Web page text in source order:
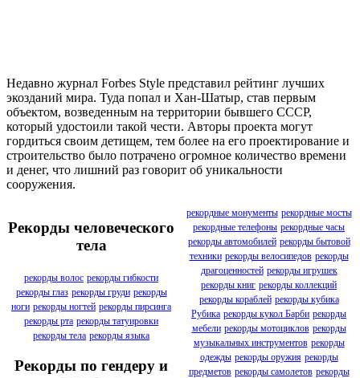
Недавно журнал Forbes Style представил рейтинг лучших
экозданий мира. Туда попал и Хан-Шатыр, став первым
объектом, возведенным на территории бывшего СССР,
который удостоили такой чести. Авторы проекта могут
гордиться своим детищем, тем более на его проектирование и
строительство было потрачено огромное количество времени
и денег, что лишний раз говорит об уникальности
сооружения.
Рекорды человеческого
тела
рекорды волос рекорды гибкости
рекорды глаз рекорды груди рекорды
ноги рекорды ногтей рекорды пирсинга
рекорды рта рекорды татуировки
рекорды тела рекорды языка
Рекорды по гендеру и
рекордные монументы рекордные мосты
рекордные телефоны рекордные часы
рекорды автомобилей рекорды бытовой
техники рекорды велосипедов рекорды
драгоценностей рекорды игрушек
рекорды книг рекорды коллекций
рекорды кораблей рекорды кубика
Рубика рекорды кукол Барби рекорды
мебели рекорды мотоциклов рекорды
музыкальных инструментов рекорды
одежды рекорды оружия рекорды
предметов рекорды самолетов рекорды